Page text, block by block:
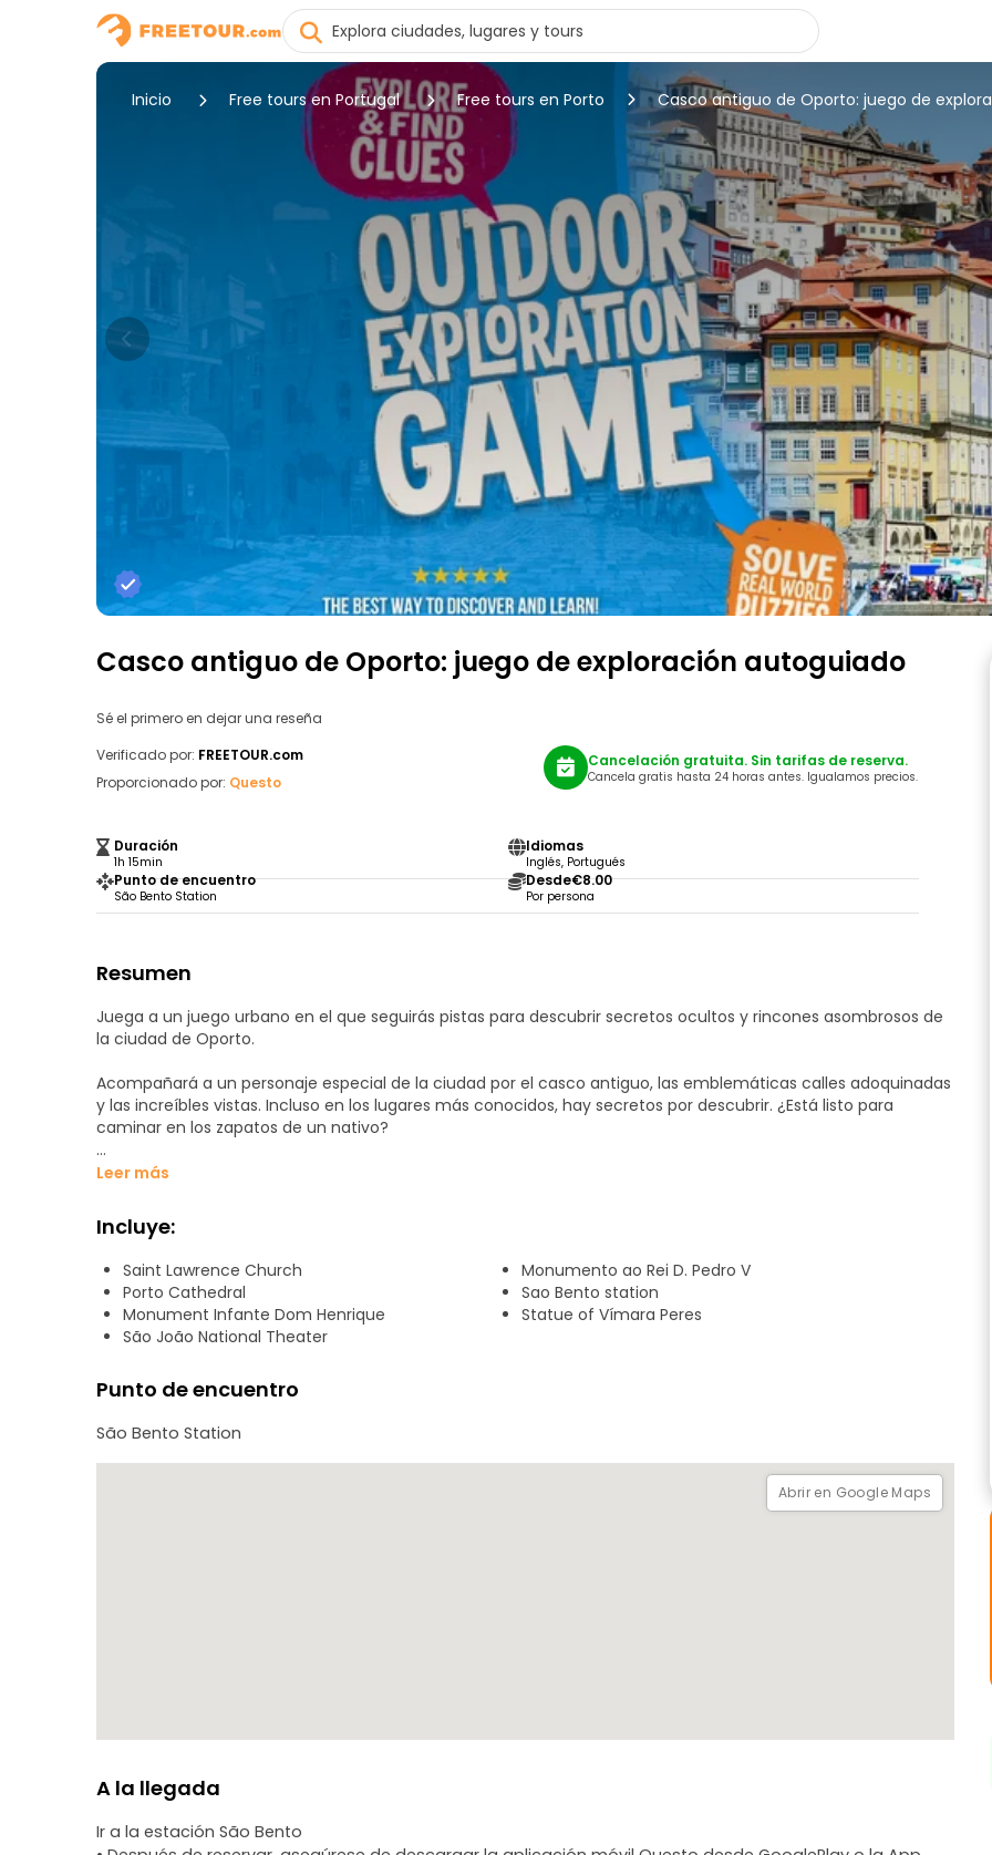
Inicio Free tours en Portugal Free tours en Porto Casco antiguo de Oporto: juego de
Casco antiguo de Oporto: juego de exploración autoguiado
Sé el primero en dejar una reseña
Verificado por: FREETOUR.com
Proporcionado por: Questo
Duración
1h 15min
Idiomas
Inglés, Portugués
Punto de encuentro
São Bento Station
Desde€8.00
Por persona
Cancelación gratuita. Sin tarifas de reserva.
Cancela gratis hasta 24 horas antes. Igualamos precios.
Resumen
Juega a un juego urbano en el que seguirás pistas para descubrir secretos ocultos y rincones asombrosos de
la ciudad de Oporto.
Acompañará a un personaje especial de la ciudad por el casco antiguo, las emblemáticas calles adoquinadas
y las increíbles vistas. Incluso en los lugares más conocidos, hay secretos por descubrir. ¿Está listo para
caminar en los zapatos de un nativo?
Venga a explorar el majestuoso casco antiguo de Oporto.
Lo más destacado:
Conozca los edificios más antiguos de Oporto
Descubra las aventuras marítimas portuguesas iniciadas en la ciudad de Oporto
Sea testigo de la riqueza de la arquitectura barroca
Conozca la resistencia de la ciudad apodada "Invicta"
Pruebe un nuevo tipo de experiencia, la mezcla perfecta entre una excursión, un juego de escape al aire libre
y una búsqueda del tesoro.
Cada pista le llevará de un lugar a otro proporcionándole indicaciones exactas, por lo que no necesitará
historia secreta de cada lugar.
Completar el juego de la ciudad te llevará aproximadamente 1 hora, pero no hay límite de tiempo, lo que te
permitirá ir a tu ritmo. No necesitarás una guía, sólo tienes que descargar la aplicación, ir al punto de partida y
Leer más
Incluye:
Saint Lawrence Church
Monumento ao Rei D. Pedro V
Porto Cathedral
Sao Bento station
Monument Infante Dom Henrique
Statue of Vímara Peres
São João National Theater
Punto de encuentro
São Bento Station
Abrir en Google Maps
A la llegada
Ir a la estación São Bento